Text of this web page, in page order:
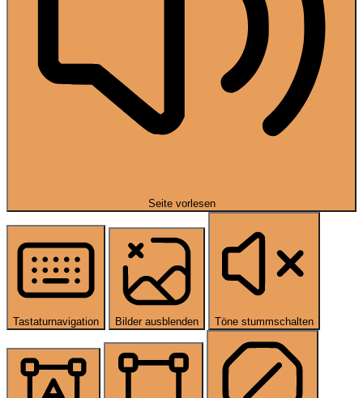
Seite vorlesen
Tastaturnavigation Bilder ausblenden Töne stummschalten